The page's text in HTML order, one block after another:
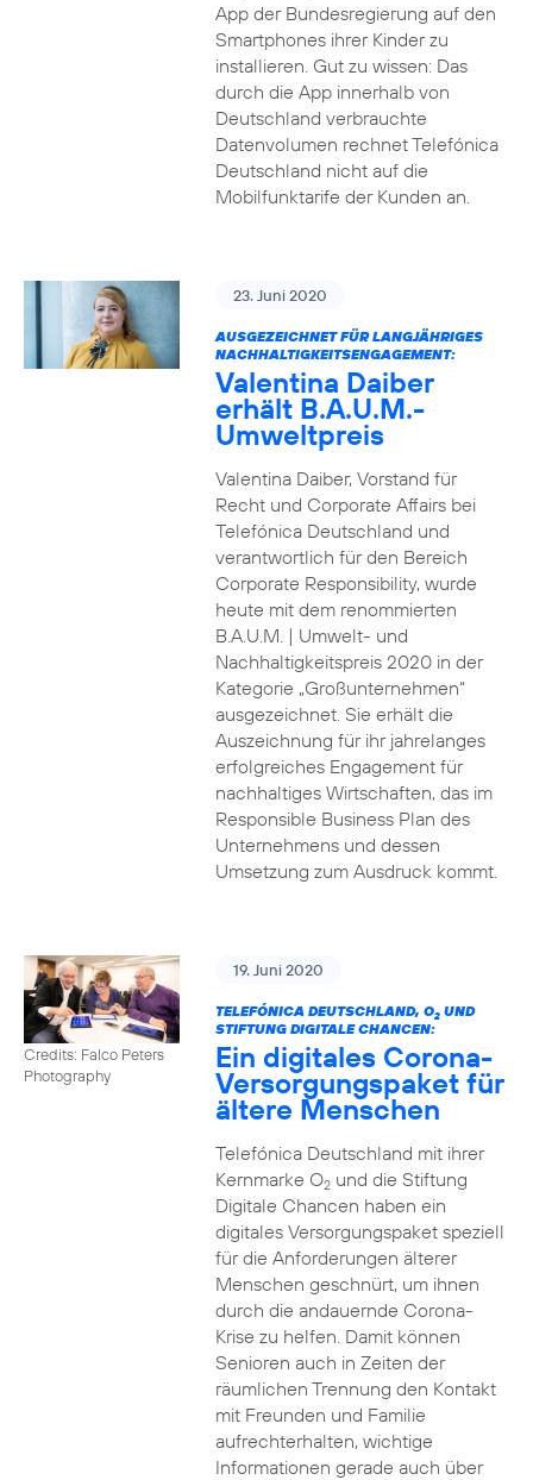
App der Bundesregierung auf den
Smartphones ihrer Kinder zu
installieren. Gut zu wissen: Das
durch die App innerhalb von
Deutschland verbrauchte
Datenvolumen rechnet Telefónica
Deutschland nicht auf die
Mobilfunktarife der Kunden an.
23. Juni 2020
AUSGEZEICHNET FÜR LANGJÄHRIGES
NACHHALTIGKEITSENGAGEMENT:
Valentina Daiber
erhält B.A.U.M.-
Umweltpreis
Valentina Daiber, Vorstand für
Recht und Corporate Affairs bei
Telefónica Deutschland und
verantwortlich für den Bereich
Corporate Responsibility, wurde
heute mit dem renommierten
B.A.U.M. | Umwelt- und
Nachhaltigkeitspreis 2020 in der
Kategorie „Großunternehmen“
ausgezeichnet. Sie erhält die
Auszeichnung für ihr jahrelanges
erfolgreiches Engagement für
nachhaltiges Wirtschaften, das im
Responsible Business Plan des
Unternehmens und dessen
Umsetzung zum Ausdruck kommt.
Credits: Falco Peters
Photography
19. Juni 2020
TELEFÓNICA DEUTSCHLAND, O2UND
STIFTUNG DIGITALE CHANCEN:
Ein digitales Corona-
Versorgungspaket für
ältere Menschen
Telefónica Deutschland mit ihrer
Kernmarke O2und die Stiftung
Digitale Chancen haben ein
digitales Versorgungspaket speziell
für die Anforderungen älterer
Menschen geschnürt, um ihnen
durch die andauernde Corona-
Krise zu helfen. Damit können
Senioren auch in Zeiten der
räumlichen Trennung den Kontakt
mit Freunden und Familie
aufrechterhalten, wichtige
Informationen gerade auch über